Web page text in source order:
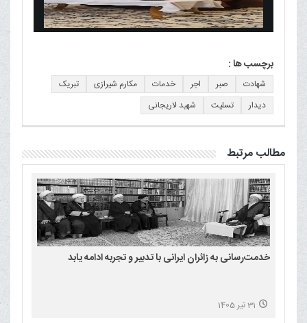
برچسب ها :
شهادت صبر اجر خدمات مکارم شیرازی
تبریک
دیدار
تسلیت شهید لاریجانی
مطالب مرتبط
خدمت‌رسانی به زائران ایرانی با تدبیر و تجربه ادامه یابد
31 تیر 1405